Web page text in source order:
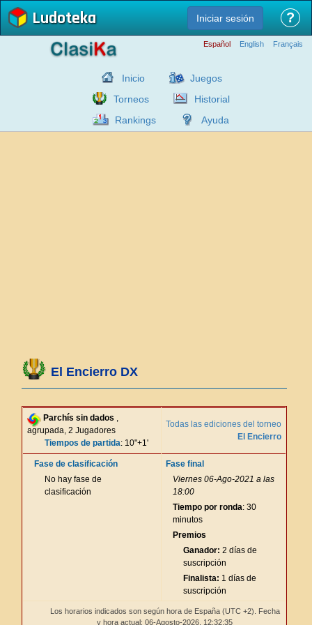
Ludoteka Iniciar sesión ?
Español English Français
Inicio
Juegos
Torneos
Historial
Rankings
Ayuda
El Encierro DX
Parchís sin dados ,
agrupada, 2 Jugadores
Tiempos de partida: 10"+1'
Todas las ediciones del torneo
El Encierro
Fase de clasificación
No hay fase de
clasificación
Fase final
Viernes 06-Ago-2021 a las
18:00
Tiempo por ronda: 30
minutos
Premios
Ganador: 2 días de
suscripción
Finalista: 1 días de
suscripción
Los horarios indicados son según hora de España (UTC +2). Fecha
y hora actual: 06-Agosto-2026, 12:32:35